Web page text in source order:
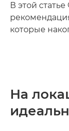
В этой
которые
На